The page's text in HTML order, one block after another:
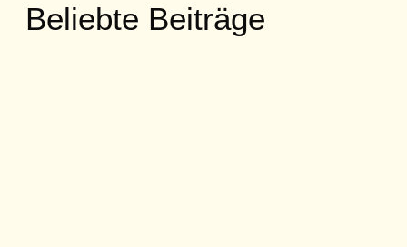
Beliebte Beiträge